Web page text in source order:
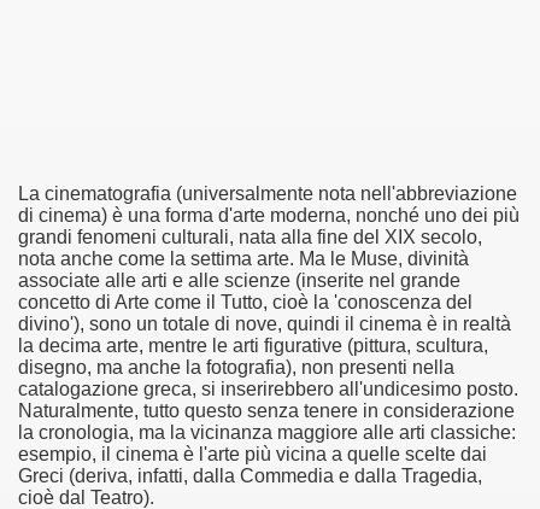
La cinematografia (universalmente nota nell'abbreviazione
di cinema) è una forma d'arte moderna, nonché uno dei più
grandi fenomeni culturali, nata alla fine del XIX secolo,
nota anche come la settima arte. Ma le Muse, divinità
associate alle arti e alle scienze (inserite nel grande
concetto di Arte come il Tutto, cioè la 'conoscenza del
divino'), sono un totale di nove, quindi il cinema è in realtà
la decima arte, mentre le arti figurative (pittura, scultura,
disegno, ma anche la fotografia), non presenti nella
catalogazione greca, si inserirebbero all'undicesimo posto.
Naturalmente, tutto questo senza tenere in considerazione
la cronologia, ma la vicinanza maggiore alle arti classiche:
esempio, il cinema è l'arte più vicina a quelle scelte dai
Greci (deriva, infatti, dalla Commedia e dalla Tragedia,
cioè dal Teatro).
in un viaggio verso l'ignoto.